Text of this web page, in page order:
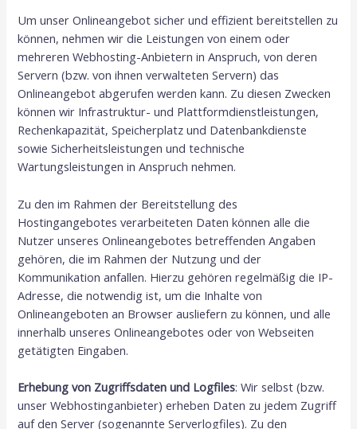
Um unser Onlineangebot sicher und effizient bereitstellen zu
können, nehmen wir die Leistungen von einem oder
mehreren Webhosting-Anbietern in Anspruch, von deren
Servern (bzw. von ihnen verwalteten Servern) das
Onlineangebot abgerufen werden kann. Zu diesen Zwecken
können wir Infrastruktur- und Plattformdienstleistungen,
Rechenkapazität, Speicherplatz und Datenbankdienste
sowie Sicherheitsleistungen und technische
Wartungsleistungen in Anspruch nehmen.
Zu den im Rahmen der Bereitstellung des
Hostingangebotes verarbeiteten Daten können alle die
Nutzer unseres Onlineangebotes betreffenden Angaben
gehören, die im Rahmen der Nutzung und der
Kommunikation anfallen. Hierzu gehören regelmäßig die IP-
Adresse, die notwendig ist, um die Inhalte von
Onlineangeboten an Browser ausliefern zu können, und alle
innerhalb unseres Onlineangebotes oder von Webseiten
getätigten Eingaben.
Erhebung von Zugriffsdaten und Logfiles: Wir selbst (bzw.
unser Webhostinganbieter) erheben Daten zu jedem Zugriff
auf den Server (sogenannte Serverlogfiles). Zu den